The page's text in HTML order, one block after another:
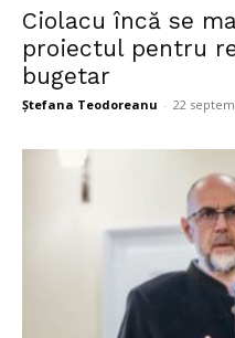
Ciolacu încă se
proiectul pentru
bugetar
Ștefana Teodoreanu - 22